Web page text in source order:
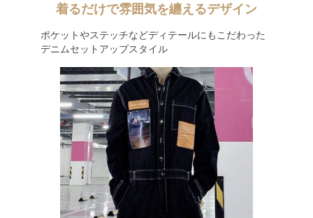
着るだけで雰囲気を纏えるデザイン
ポケットやステッチなどディテールにもこだわった
デニムセットアップスタイル